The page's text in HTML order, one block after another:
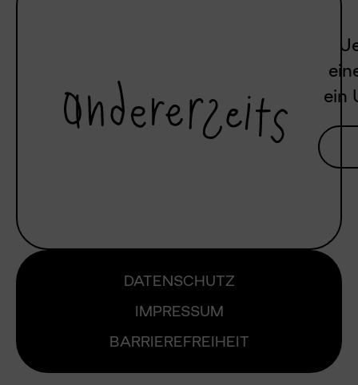
ein
DATENSCHUTZ
IMPRESSUM
BARRIEREFREIHEIT